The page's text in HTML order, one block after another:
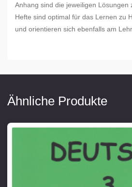
Anhang sind die jeweiligen Lösungen
Hefte sind optimal für das Lernen zu
und orientieren sich ebenfalls am
Ähnliche Produkte